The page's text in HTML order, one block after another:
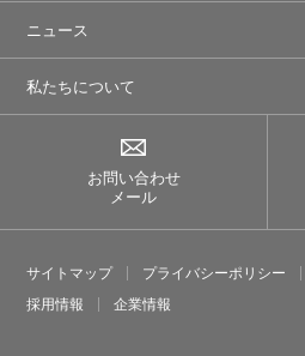
ニュース
私たちについて
お問い合わせ
メール
サイトマップ プライバシーポリシー
採⽤情報
企業情報